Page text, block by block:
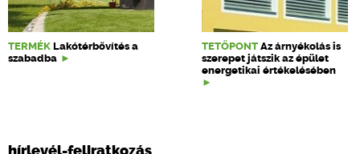
TERMÉK Lakótérbővítés a
szabadba
TETŐPONT Az árnyékolás is
szerepet játszik az épület
energetikai értékelésében